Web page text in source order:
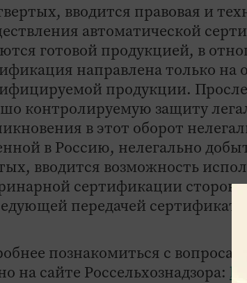
вводится правовая и
автоматической
готовой продукцией, в
направлена только на
продукции.
контролируемую защиту
в этот оборот
в Россию, нелегально
вводится возможность
сертификации
передачей
познакомиться с
на сайте Россельхознадзора: